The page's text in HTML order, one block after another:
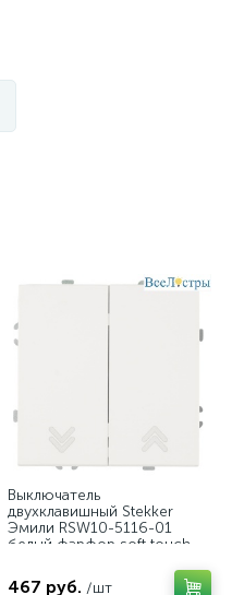
Выключатель
двухклавишный Stekker
Эмили RSW10-5116-01
белый фарфор soft touch
467 руб. /шт